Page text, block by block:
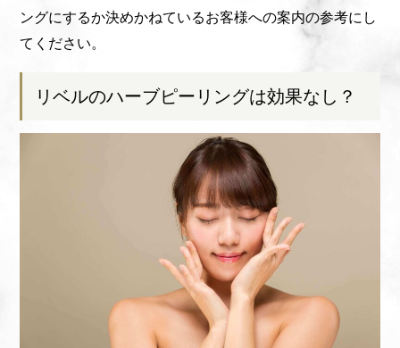
ングにするか決めかねているお客様への案内の参考にし
てください。
リベルのハーブピーリングは効果なし？